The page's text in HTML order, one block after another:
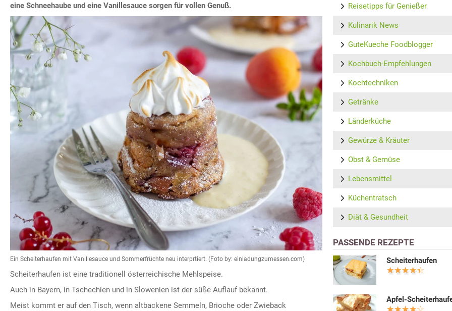
eine Schneehaube und eine Vanillesauce sorgen für vollen Genuß.
Ein Scheiterhaufen mit Vanillesauce und Sommerfrüchte neu interprtiert. (Foto by: einladungzumessen.com)
Scheiterhaufen ist eine traditionell österreichische Mehlspeise.
Auch in Bayern, in Tschechien und in Slowenien ist der süße Auflauf bekannt.
Meist kommt er auf den Tisch, wenn altbackene Semmeln, Brioche oder Zwieback
Reisetipps für Genießer
Kulinarik News
GuteKueche Foodblogger
Kochbuch-Empfehlungen
Kochtechniken
Getränke
Länderküche
Gewürze & Kräuter
Obst & Gemüse
Lebensmittel
Küchentratsch
Diät & Gesundheit
PASSENDE REZEPTE
Scheiterhaufen
Apfel-